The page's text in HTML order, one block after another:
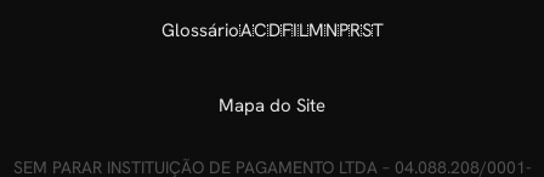
GlossárioACDFILMNPRST
Mapa do Site
SEM PARAR INSTITUIÇÃO DE PAGAMENTO LTDA – 04.088.208/0001-